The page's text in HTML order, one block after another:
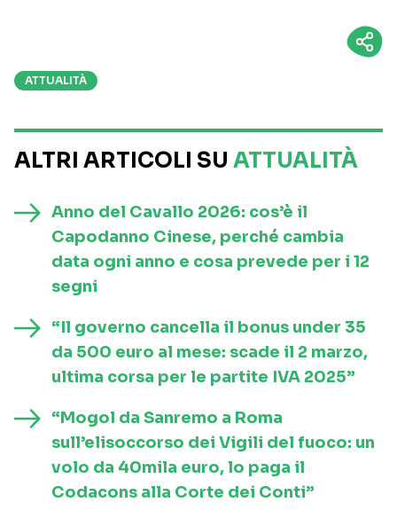
ATTUALITÀ
ALTRI ARTICOLI SU ATTUALITÀ
Anno del Cavallo 2026: cos’è il
Capodanno Cinese, perché cambia
data ogni anno e cosa prevede per i 12
segni
“Il governo cancella il bonus under 35
da 500 euro al mese: scade il 2 marzo,
ultima corsa per le partite IVA 2025”
“Mogol da Sanremo a Roma
sull’elisoccorso dei Vigili del fuoco: un
volo da 40mila euro, lo paga il
Codacons alla Corte dei Conti”